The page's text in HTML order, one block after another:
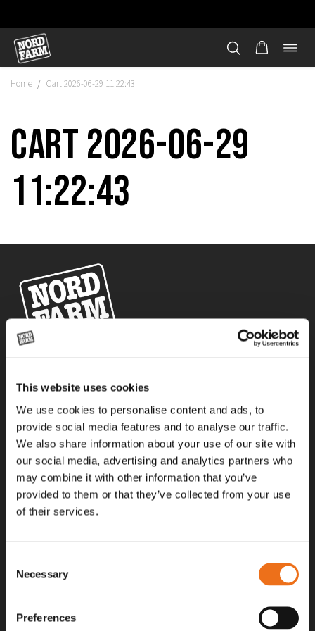
This website uses cookies
We use cookies to personalise content and ads, to
provide social media features and to analyse our traffic.
We also share information about your use of our site with
our social media, advertising and analytics partners who
may combine it with other information that you’ve
provided to them or that they’ve collected from your use
of their services.
Selection
Necessary
Preferences
Hoppa
innehåll
Home / Cart 2026-06-29 11:22:43
Cart 2026-06-29
11:22:43
gäller inte vid köp av enskild produkt, till exempel
reservdel. Kontakta din lokala återförsäljare för aktuella priser.
Surgatan 12, 602 28
Norrköping, Sweden
+46 (0)11 – 19 70 40
marknad@nordfarm.se